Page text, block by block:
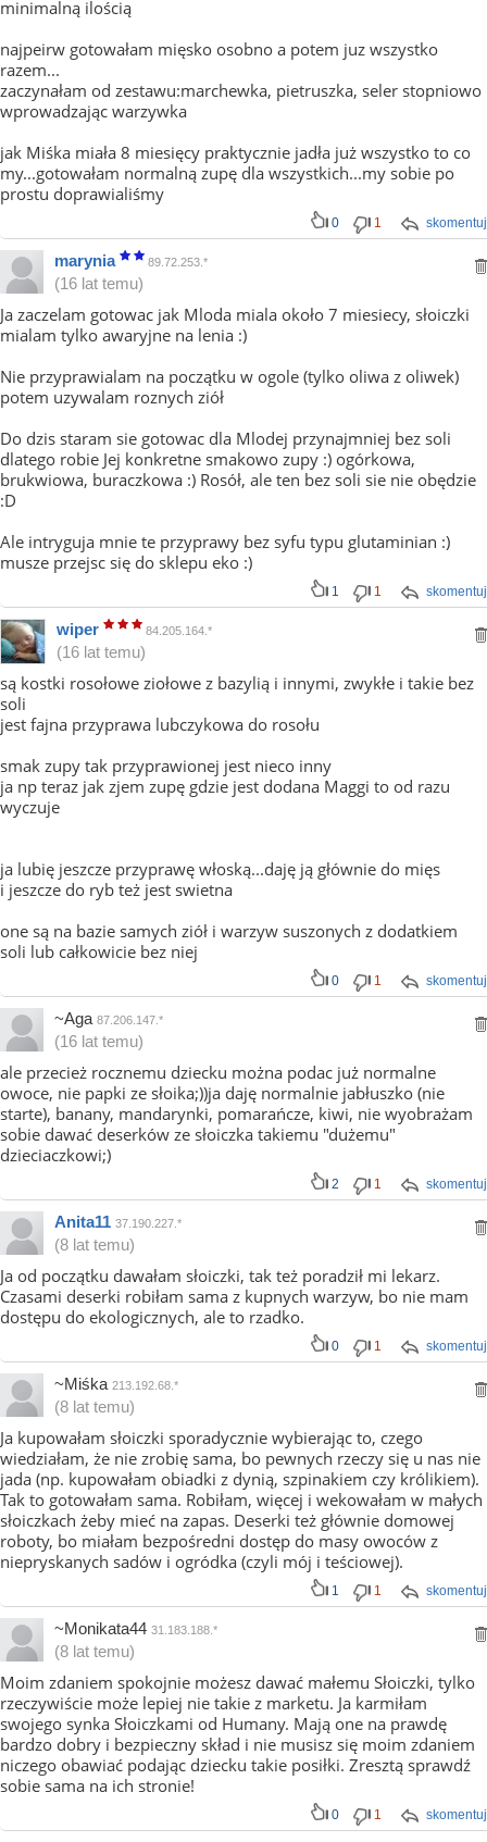
minimalną ilością
najpeirw gotowałam mięsko osobno a potem juz wszystko
razem...
zaczynałam od zestawu:marchewka, pietruszka, seler stopniowo
wprowadzając warzywka
jak Miśka miała 8 miesięcy praktycznie jadła już wszystko to co
my...gotowałam normalną zupę dla wszystkich...my sobie po
prostu doprawialiśmy
skomentuj
0 1
marynia 89.72.253.*
(16 lat temu)
Ja zaczelam gotowac jak Mloda miala około 7 miesiecy, słoiczki
mialam tylko awaryjne na lenia :)
Nie przyprawialam na początku w ogole (tylko oliwa z oliwek)
potem uzywalam roznych ziół
Do dzis staram sie gotowac dla Mlodej przynajmniej bez soli
dlatego robie Jej konkretne smakowo zupy :) ogórkowa,
brukwiowa, buraczkowa :) Rosół, ale ten bez soli sie nie obędzie
:D
Ale intryguja mnie te przyprawy bez syfu typu glutaminian :)
musze przejsc się do sklepu eko :)
skomentuj
1 1
wiper 84.205.164.*
(16 lat temu)
są kostki rosołowe ziołowe z bazylią i innymi, zwykłe i takie bez
soli
jest fajna przyprawa lubczykowa do rosołu
smak zupy tak przyprawionej jest nieco inny
ja np teraz jak zjem zupę gdzie jest dodana Maggi to od razu
wyczuje
ja lubię jeszcze przyprawę włoską...daję ją głównie do mięs
i jeszcze do ryb też jest swietna
one są na bazie samych ziół i warzyw suszonych z dodatkiem
soli lub całkowicie bez niej
skomentuj
0 1
~Aga 87.206.147.*
(16 lat temu)
ale przecież rocznemu dziecku można podac już normalne
owoce, nie papki ze słoika;))ja daję normalnie jabłuszko (nie
starte), banany, mandarynki, pomarańcze, kiwi, nie wyobrażam
sobie dawać deserków ze słoiczka takiemu "dużemu"
dzieciaczkowi;)
skomentuj
2 1
Anita11 37.190.227.*
(8 lat temu)
Ja od początku dawałam słoiczki, tak też poradził mi lekarz.
Czasami deserki robiłam sama z kupnych warzyw, bo nie mam
dostępu do ekologicznych, ale to rzadko.
skomentuj
0 1
~Miśka 213.192.68.*
(8 lat temu)
Ja kupowałam słoiczki sporadycznie wybierając to, czego
wiedziałam, że nie zrobię sama, bo pewnych rzeczy się u nas nie
jada (np. kupowałam obiadki z dynią, szpinakiem czy królikiem).
Tak to gotowałam sama. Robiłam, więcej i wekowałam w małych
słoiczkach żeby mieć na zapas. Deserki też głównie domowej
roboty, bo miałam bezpośredni dostęp do masy owoców z
niepryskanych sadów i ogródka (czyli mój i teściowej).
skomentuj
1 1
~Monikata44 31.183.188.*
(8 lat temu)
Moim zdaniem spokojnie możesz dawać małemu Słoiczki, tylko
rzeczywiście może lepiej nie takie z marketu. Ja karmiłam
swojego synka Słoiczkami od Humany. Mają one na prawdę
bardzo dobry i bezpieczny skład i nie musisz się moim zdaniem
niczego obawiać podając dziecku takie posiłki. Zresztą sprawdź
sobie sama na ich stronie!
skomentuj
0 1